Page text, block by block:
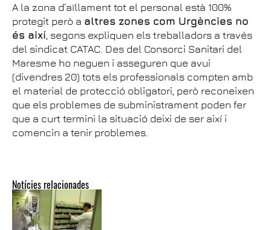
Notícies relacionades
A la zona d’aïllament tot el personal està 100%
protegit però a altres zones com Urgències no
és així, segons expliquen els treballadors a través
del sindicat CATAC. Des del Consorci Sanitari del
Maresme ho neguen i asseguren que avui
(divendres 20) tots els professionals compten amb
el material de protecció obligatori, però reconeixen
que els problemes de subministrament poden fer
que a curt termini la situació deixi de ser així i
comencin a tenir problemes.